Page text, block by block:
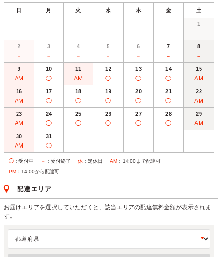
日 月 火 水 木 金 土
1
－
2
－
3
－
4
－
5
－
6
－
7
－
8
－
9
AM
10
◯
11
AM
12
◯
13
◯
14
◯
15
AM
16
AM
17
◯
18
◯
19
◯
20
◯
21
◯
22
AM
23
AM
24
◯
25
◯
26
◯
27
◯
28
◯
29
AM
30
AM
31
◯
◯ ：受付中 － ：受付終了 休 ：定休日 AM ：14:00まで配達可
PM ：14:00から配達可
配達エリア
お届けエリアを選択していただくと、該当エリアの配達無料金額が表示されま
す。